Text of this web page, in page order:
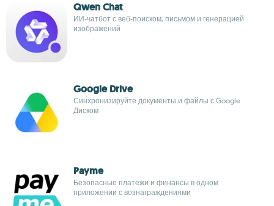
Qwen Chat
ИИ-чатбот с веб-поиском, письмом и генерацией
изображений
Google Drive
Синхронизируйте документы и файлы с Google
Диском
Payme
Безопасные платежи и финансы в одном
приложении с вознаграждениями